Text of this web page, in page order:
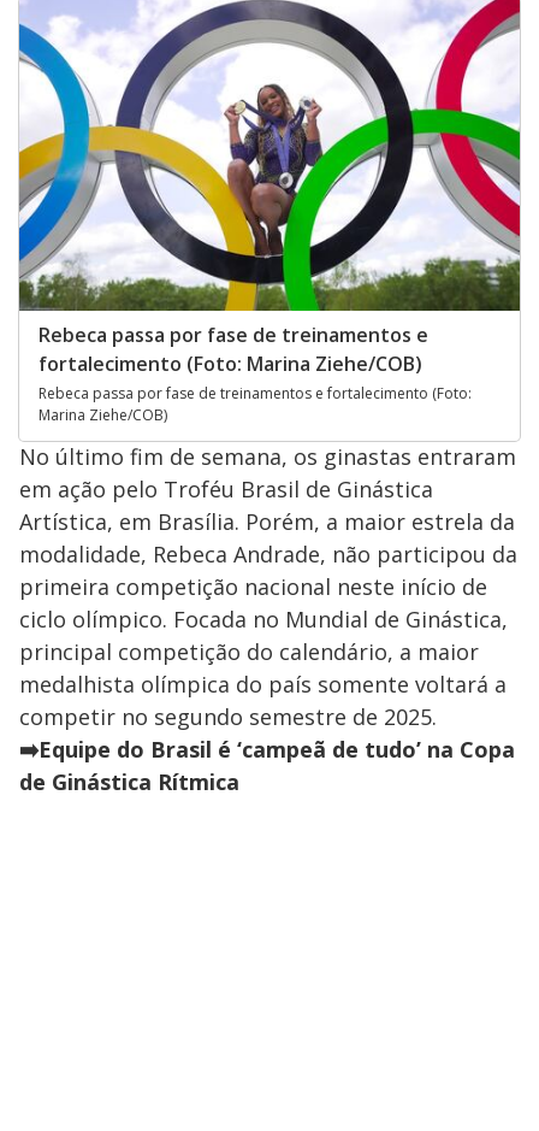
Rebeca passa por fase de treinamentos e
fortalecimento (Foto: Marina Ziehe/COB)
Rebeca passa por fase de treinamentos e fortalecimento (Foto:
Marina Ziehe/COB)
No último fim de semana, os ginastas entraram
em ação pelo Troféu Brasil de Ginástica
Artística, em Brasília. Porém, a maior estrela da
modalidade, Rebeca Andrade, não participou da
primeira competição nacional neste início de
ciclo olímpico. Focada no Mundial de Ginástica,
principal competição do calendário, a maior
medalhista olímpica do país somente voltará a
competir no segundo semestre de 2025.
➡️Equipe do Brasil é ‘campeã de tudo’ na Copa
de Ginástica Rítmica